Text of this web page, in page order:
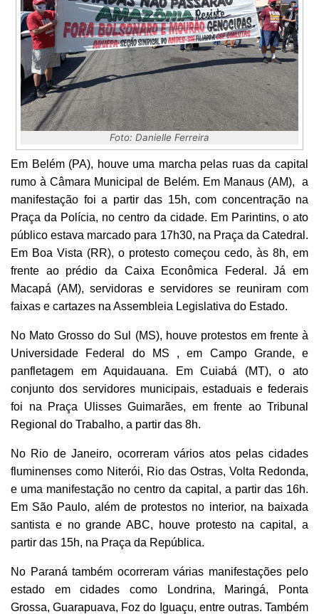
Foto: Danielle Ferreira
Em Belém (PA), houve uma marcha pelas ruas da capital
rumo à Câmara Municipal de Belém. Em Manaus (AM), a
manifestação foi a partir das 15h, com concentração na
Praça da Polícia, no centro da cidade. Em Parintins, o ato
público estava marcado para 17h30, na Praça da Catedral.
Em Boa Vista (RR), o protesto começou cedo, às 8h, em
frente ao prédio da Caixa Econômica Federal. Já em
Macapá (AM), servidoras e servidores se reuniram com
faixas e cartazes na Assembleia Legislativa do Estado.
No Mato Grosso do Sul (MS), houve protestos em frente à
Universidade Federal do MS , em Campo Grande, e
panfletagem em Aquidauana. Em Cuiabá (MT), o ato
conjunto dos servidores municipais, estaduais e federais
foi na Praça Ulisses Guimarães, em frente ao Tribunal
Regional do Trabalho, a partir das 8h.
No Rio de Janeiro, ocorreram vários atos pelas cidades
fluminenses como Niterói, Rio das Ostras, Volta Redonda,
e uma manifestação no centro da capital, a partir das 16h.
Em São Paulo, além de protestos no interior, na baixada
santista e no grande ABC, houve protesto na capital, a
partir das 15h, na Praça da República.
No Paraná também ocorreram várias manifestações pelo
estado em cidades como Londrina, Maringá, Ponta
Grossa, Guarapuava, Foz do Iguaçu, entre outras. Também